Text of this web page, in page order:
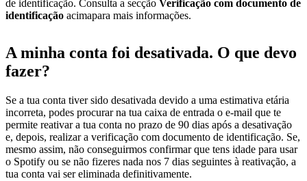
de identificação. Consulta a secção Verificação com documento de
identificação acimapara mais informações.
A minha conta foi desativada. O que devo
fazer?
Se a tua conta tiver sido desativada devido a uma estimativa etária
incorreta, podes procurar na tua caixa de entrada o e-mail que te
permite reativar a tua conta no prazo de 90 dias após a desativação
e, depois, realizar a verificação com documento de identificação. Se,
mesmo assim, não conseguirmos confirmar que tens idade para usar
o Spotify ou se não fizeres nada nos 7 dias seguintes à reativação, a
tua conta vai ser eliminada definitivamente.